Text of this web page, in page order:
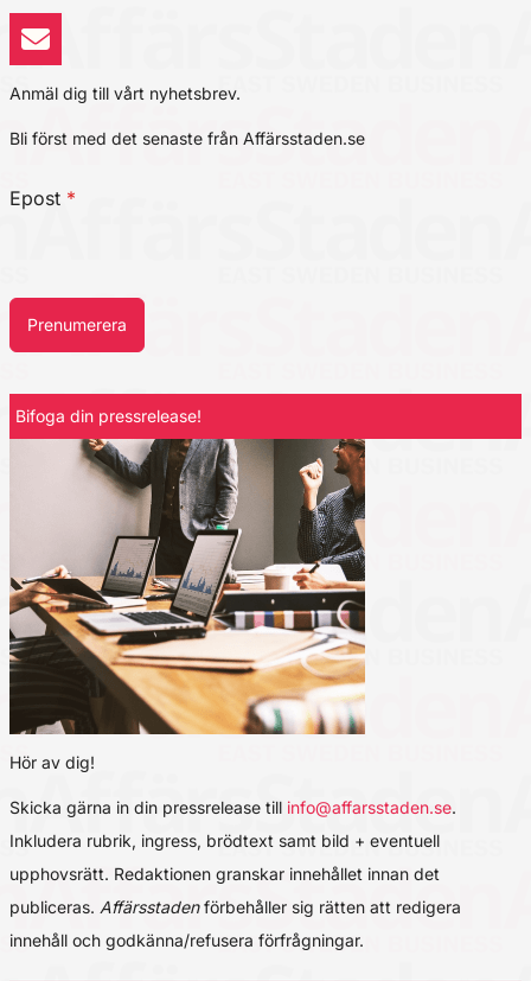
Anmäl dig till vårt nyhetsbrev.
Bli först med det senaste från Affärsstaden.se
Epost *
Prenumerera
Bifoga din pressrelease!
Hör av dig!
Skicka gärna in din pressrelease till info@affarsstaden.se.
Inkludera rubrik, ingress, brödtext samt bild + eventuell
upphovsrätt. Redaktionen granskar innehållet innan det
publiceras. Affärsstadenförbehåller sig rätten att redigera
innehåll och godkänna/refusera förfrågningar.